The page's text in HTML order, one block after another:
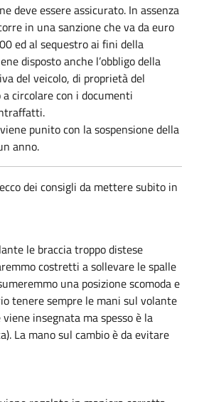
deve essere assicurato. In assenza
in una sanzione che va da euro
ed al sequestro ai fini della
disposto anche l’obbligo della
del veicolo, di proprietà del
circolare con i documenti
punito con la sospensione della
anno.
dei consigli da mettere subito in
le braccia troppo distese
costretti a sollevare le spalle
una posizione scomoda e
tenere sempre le mani sul volante
insegnata ma spesso è la
La mano sul cambio è da evitare